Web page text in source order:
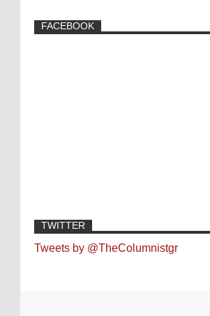
FACEBOOK
TWITTER
Tweets by @TheColumnistgr